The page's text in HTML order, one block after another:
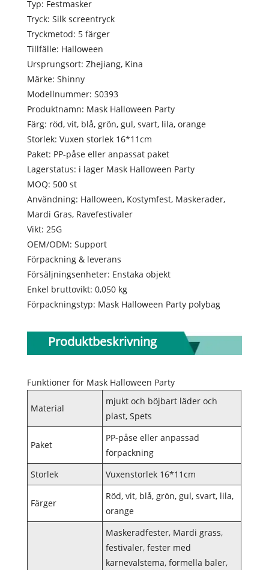
Typ: Festmasker
Tryck: Silk screentryck
Tryckmetod: 5 färger
Tillfälle: Halloween
Ursprungsort: Zhejiang, Kina
Märke: Shinny
Modellnummer: S0393
Produktnamn: Mask Halloween Party
Färg: röd, vit, blå, grön, gul, svart, lila, orange
Storlek: Vuxen storlek 16*11cm
Paket: PP-påse eller anpassat paket
Lagerstatus: i lager Mask Halloween Party
MOQ: 500 st
Användning: Halloween, Kostymfest, Maskerader,
Mardi Gras, Ravefestivaler
Vikt: 25G
OEM/ODM: Support
Förpackning & leverans
Försäljningsenheter: Enstaka objekt
Enkel bruttovikt: 0,050 kg
Förpackningstyp: Mask Halloween Party polybag
Produktbeskrivning
Funktioner för Mask Halloween Party
Material
mjukt och böjbart läder och
plast, Spets
Paket
PP-påse eller anpassad
förpackning
Storlek
Vuxenstorlek 16*11cm
Färger
Röd, vit, blå, grön, gul, svart, lila,
orange
Maskeradfester, Mardi grass,
festivaler, fester med
karnevalstema, formella baler,